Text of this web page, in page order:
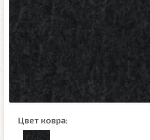
Цвет ковра: